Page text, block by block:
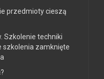
przedmioty cieszą
Szkolenie techniki
szkolenia zamknięte